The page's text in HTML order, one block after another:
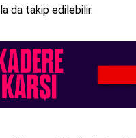
da takip edilebilir.